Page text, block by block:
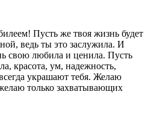
Пусть же твоя жизнь будет
ведь ты это заслужила. И
свою любила и ценила. Пусть
красота, ум, надежность,
украшают тебя. Желаю
только захватывающих